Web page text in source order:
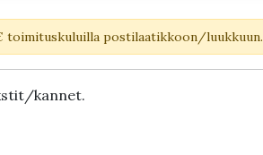
toimituskuluilla postilaatikkoon/luukkuun.
kannet.